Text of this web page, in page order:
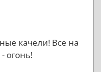
качели! Все на
огонь!